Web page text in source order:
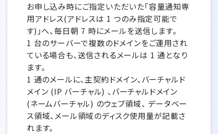
お申し込み時にご指定いただいた「容量通知専
用アドレス(アドレスは 1 つのみ指定可能で
す)」へ、毎日朝 7 時にメールを送信します。
1 台のサーバーで複数のドメインをご運用され
ている場合も、送信されるメールは 1 通となり
ます。
1 通のメールに、主契約ドメイン、バーチャルド
メイン (IP バーチャル) 、バーチャルドメイン
(ネームバーチャル) のウェブ領域、 データベー
ス領域、メール領域のディスク使用量が記載さ
れます。